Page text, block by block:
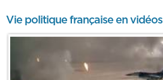
Vie politique française en vidéos